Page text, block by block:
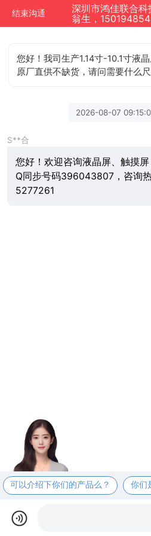
结束沟通
翁生，
您好！我司生产1.14寸-10.1寸液
原厂直供不缺货，请问需要什么
2026-08-07
S**合
您好！欢迎咨询液晶屏、触摸
Q同步号码396043807，咨询
5277261
可以介绍下你们的产品么？ 你们